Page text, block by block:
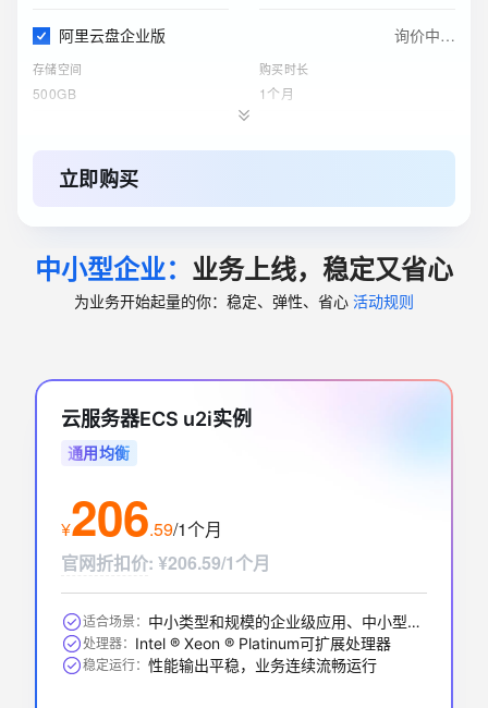
阿里云盘企业版 询价中…
存储空间
500GB
购买时长
1个月
标准 - 本地冗余存储规格
实例 购买时长
1个月
4核8GB（通用型）
ESA边缘安全加速国内站
应用型负载均衡(按量付费)
实例网络类型 功能版本（实例费）
基础版
立即购买
中小型企业： 业务上线，稳定又省心
为业务开始起量的你：稳定、弹性、省心 活动规则
云服务器ECS u2i实例
通用均衡
¥206.59/1个月
官网折扣价: ¥206.59/1个月
适合场景： 中小类型和规模的企业级应用、中小型数据库系统、缓存、搜索集群
处理器： Intel ® Xeon ® Platinum可扩展处理器
稳定运行： 性能输出平稳，业务连续流畅运行